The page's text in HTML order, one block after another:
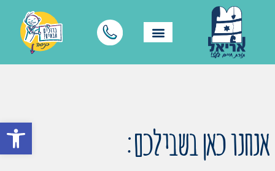
פתח אנחנו כאן בשבילכם: